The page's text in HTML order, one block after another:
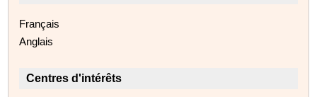
Français
Anglais
Centres d'intérêts